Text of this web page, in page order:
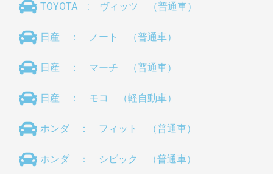
TOYOTA : ヴィッツ （普通車）
日産 ： ノート （普通車）
日産 ： マーチ （普通車）
日産 ： モコ （軽自動車）
ホンダ ： フィット （普通車）
ホンダ ： シビック （普通車）